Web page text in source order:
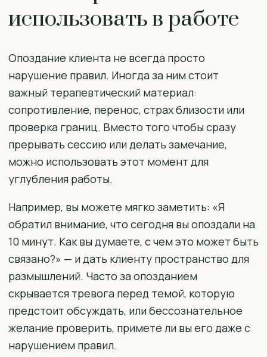
использовать в работе
Опоздание клиента не всегда просто
нарушение правил. Иногда за ним стоит
важный терапевтический материал:
сопротивление, перенос, страх близости или
проверка границ. Вместо того чтобы сразу
прерывать сессию или делать замечание,
можно использовать этот момент для
углубления работы.
Например, вы можете мягко заметить: «Я
обратил внимание, что сегодня вы опоздали на
10 минут. Как вы думаете, с чем это может быть
связано?» — и дать клиенту пространство для
размышлений. Часто за опозданием
скрывается тревога перед темой, которую
предстоит обсуждать, или бессознательное
желание проверить, примете ли вы его даже с
нарушением правил.